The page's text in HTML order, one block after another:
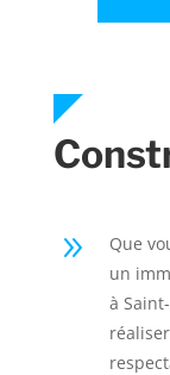
9
Que
un
à